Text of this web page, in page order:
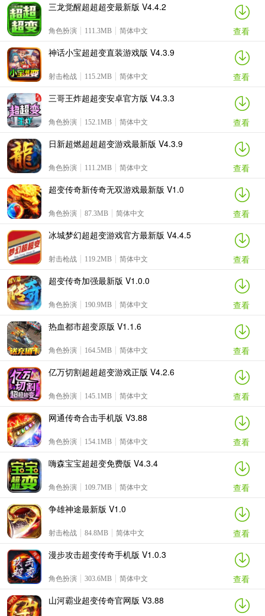
三龙觉醒超超超变最新版 V4.4.2
角色扮演 111.3MB 简体中文
查看
神话小宝超超变直装游戏版 V4.3.9
射击枪战 115.2MB 简体中文
查看
三哥王炸超超变安卓官方版 V4.3.3
角色扮演 152.1MB 简体中文
查看
日新超燃超超超变游戏最新版 V4.3.9
角色扮演 111.2MB 简体中文
查看
超变传奇新传奇无双游戏最新版 V1.0
角色扮演 87.3MB 简体中文
查看
冰城梦幻超超变游戏官方最新版 V4.4.5
射击枪战 119.2MB 简体中文
查看
超变传奇加强最新版 V1.0.0
角色扮演 190.9MB 简体中文
查看
热血都市超变原版 V1.1.6
角色扮演 164.5MB 简体中文
查看
亿万切割超超超变游戏正版 V4.2.6
角色扮演 145.1MB 简体中文
查看
网通传奇合击手机版 V3.88
角色扮演 154.1MB 简体中文
查看
嗨森宝宝超超变免费版 V4.3.4
角色扮演 109.7MB 简体中文
查看
争雄神途最新版 V1.0
射击枪战 84.8MB 简体中文
查看
漫步攻击超变传奇手机版 V1.0.3
角色扮演 303.6MB 简体中文
查看
山河霸业超变传奇官网版 V3.88